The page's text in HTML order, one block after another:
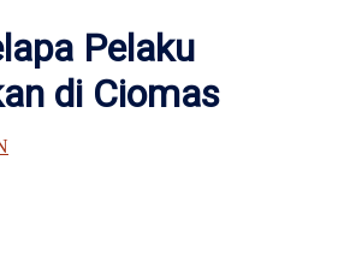
Pelaku
di Ciomas